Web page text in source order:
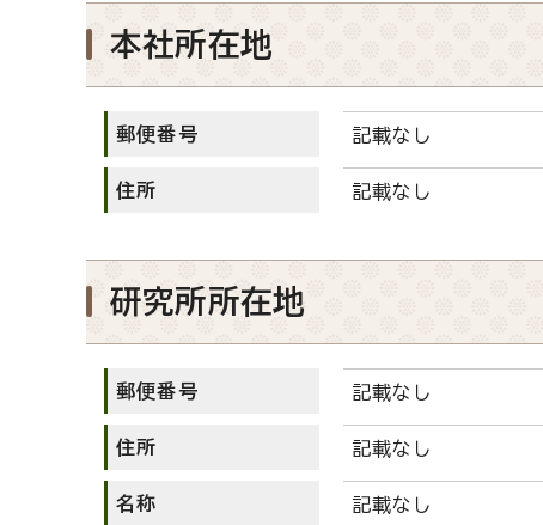
本社所在地
郵便番号 記載なし
住所 記載なし
研究所所在地
郵便番号 記載なし
住所 記載なし
名称 記載なし